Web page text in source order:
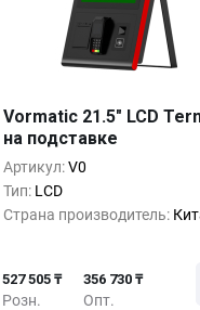
Vormatic 21.5" LCD
на подставке
Артикул:V0
Тип: LCD
Страна производитель:
Розн.
527 505 ₸
Опт.
356 730 ₸
1+ 0%
10+ -21% 413